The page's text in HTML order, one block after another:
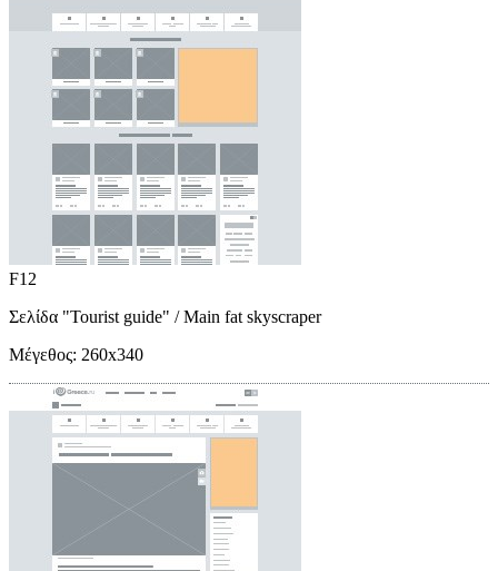
F12
Σελίδα "Tourist guide" / Main fat skyscraper
Μέγεθος: 260x340